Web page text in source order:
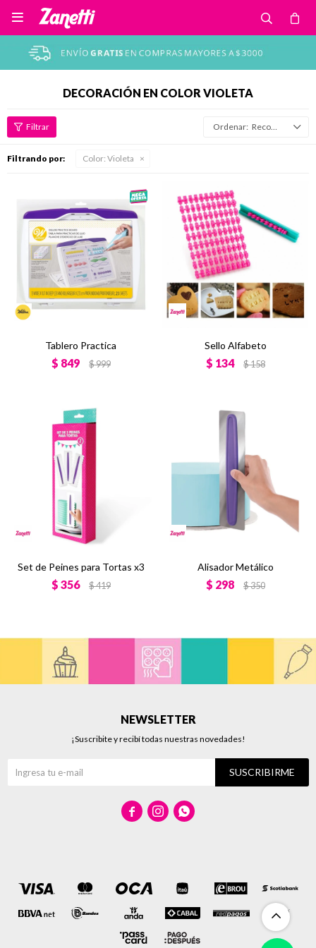

DECORACIÓN EN COLOR VIOLETA
Recomendados
Filtrando por: Color: Violeta
Tablero Practica
$ 849 $999
Sello Alfabeto
$ 134 $158
Set de Peines para Tortas x3
$ 356 $419
Alisador Metálico
$ 298 $350
NEWSLETTER
¡Suscribite y recibí todas nuestras novedades!
SUSCRIBIRME
  